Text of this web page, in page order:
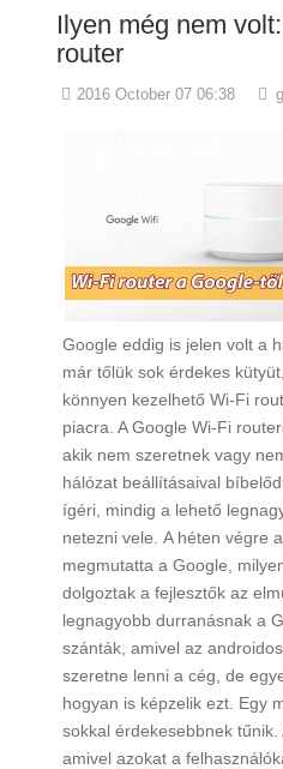
Ilyen még nem
router
2016 October 07 06:38
Google eddig is jelen volt a
már tőlük sok érdekes
könnyen kezelhető Wi-Fi
piacra. A Google Wi-Fi
akik nem szeretnek vagy
hálózat beállításaival
ígéri, mindig a lehető
netezni vele. A héten végre
megmutatta a Google,
dolgoztak a fejlesztők az
legnagyobb durranásnak a
szánták, amivel az
szeretne lenni a cég, de
hogyan is képzelik ezt. Egy
sokkal érdekesebbnek tűnik.
amivel azokat a